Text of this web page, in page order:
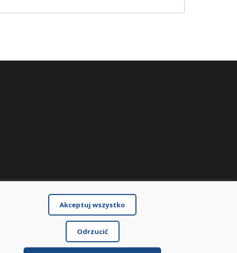
Akceptuj wszystko
Odrzucić